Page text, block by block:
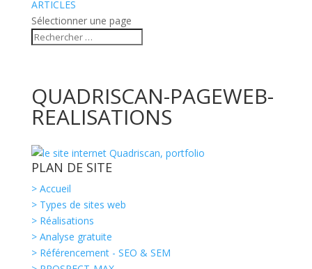
ARTICLES
Sélectionner une page
QUADRISCAN-PAGEWEB-
REALISATIONS
PLAN DE SITE
> Accueil
> Types de sites web
> Réalisations
> Analyse gratuite
> Référencement - SEO & SEM